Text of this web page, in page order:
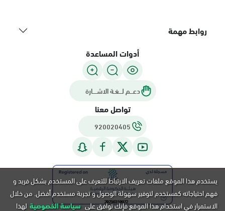
روابط مهمة
أدوات المساعدة
دعـــم لـــغـة الاشــــارة
تواصل معنا
920020405
يستخدم هذا الموقع ملفات تعريف الارتباط للتعرف على المستخدم بشكل فريد و
فهم احتياجاته كمستخدم لتوفير سهولة الوصول و تجربة مستخدم أفضل. من خلال
الاستمرار في استخدام هذا الموقع فإنك توافق على سياسة الخصوصية لهذا